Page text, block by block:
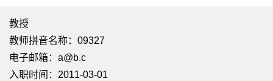
教授
教师拼音名称：09327
电子邮箱： a@b.c
入职时间：2011-03-01